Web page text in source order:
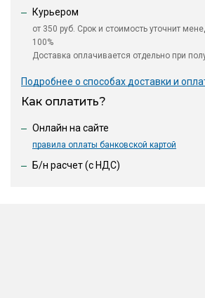
Курьером
от 350 руб. Срок и стоимость уточнит
100%
Доставка оплачивается отдельно при
Подробнее о способах доставки и
Как оплатить?
Онлайн на сайте
правила оплаты банковской картой
Б/н расчет (c НДС)